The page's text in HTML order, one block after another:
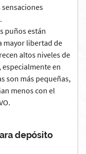
puños están
mayor libertad de
altos niveles de
en
son más pequeñas,
menos con el
depósito